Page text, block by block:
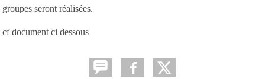
groupes seront réalisées.
cf document ci dessous